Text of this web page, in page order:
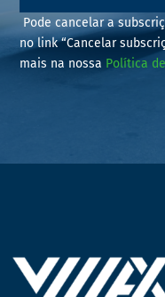
Pode cancelar a
no link “Cancelar
mais na nossa Política